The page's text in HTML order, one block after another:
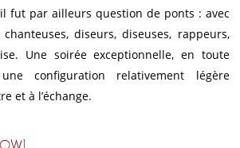
fut par ailleurs question de ponts : avec
chanteuses, diseurs, diseuses, rappeurs,
Une soirée exceptionnelle, en toute
configuration relativement légère
et à l’échange.